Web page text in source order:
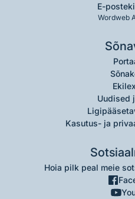
E-post
Wordweb
Uudised
Kasutus- ja
Hoia pilk peal meie